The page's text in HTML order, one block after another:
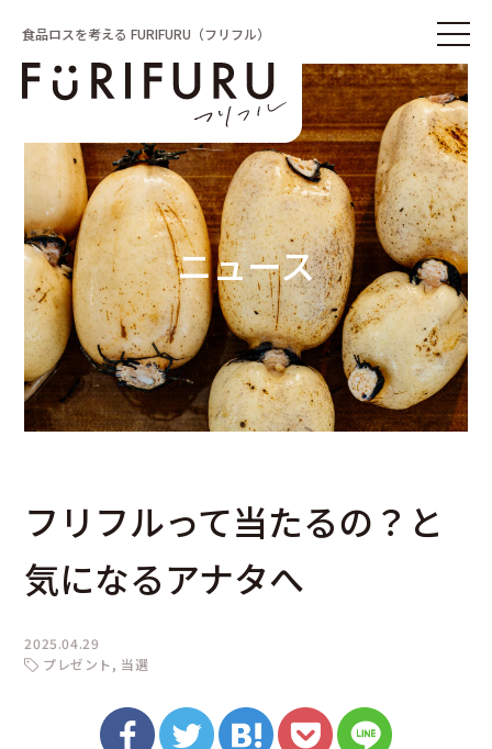
食品ロスを考える FURIFURU（フリフル）
ニュース
フリフルって当たるの？と
気になるアナタへ
2025.04.29
プレゼント
当選